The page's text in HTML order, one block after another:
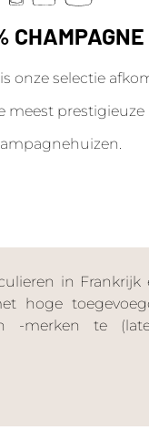
CHAMPAGNE
onze selectie
meest prestigieuze
in Frankrijk
hoge
-merken te